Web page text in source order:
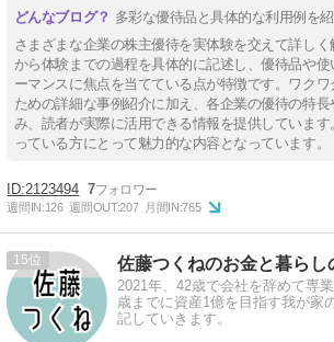
多彩な優待品と具体的な利用例を
さまざまな企業の株主優待を実体験を交えて詳しく
から体験までの過程を具体的に記述し、優待品や
ーマンスに焦点を当てている点が特徴です。ワク
ための詳細な事例紹介に加え、各企業の優待の特
み、読者が実際に活用できる情報を提供していま
っている方にとって魅力的な内容となっています。
2123494 7
週間IN:126 週間OUT:207 月間IN:765
15 佐藤つくねのお金と暮らし
2021年、42歳で会社を辞めて専
歳までに資産1億を目指す我が家
記していきます。